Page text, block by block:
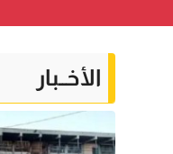
الأخــبار